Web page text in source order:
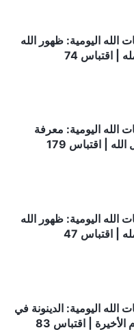
الله اليومية: ظهور الله
| اقتباس 74
الله اليومية: معرفة
| اقتباس 179
الله اليومية: ظهور الله
| اقتباس 47
الله اليومية: الدينونة في
الأخيرة | اقتباس 83